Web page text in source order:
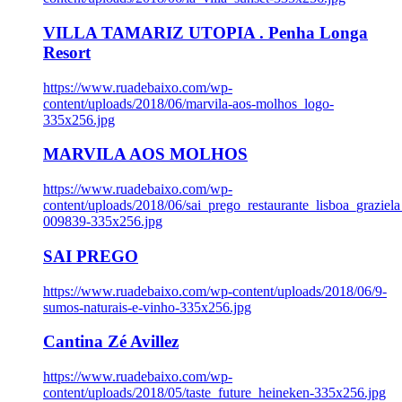
VILLA TAMARIZ UTOPIA . Penha Longa
Resort
https://www.ruadebaixo.com/wp-
content/uploads/2018/06/marvila-aos-molhos_logo-
335x256.jpg
MARVILA AOS MOLHOS
https://www.ruadebaixo.com/wp-
content/uploads/2018/06/
009839-335x256.jpg
SAI PREGO
https://www.ruadebaixo.com/wp-content/uploads/2018/06/9-
sumos-naturais-e-vinho-335x256.jpg
Cantina Zé Avillez
https://www.ruadebaixo.com/wp-
content/uploads/2018/05/taste_future_heineken-335x256.jpg